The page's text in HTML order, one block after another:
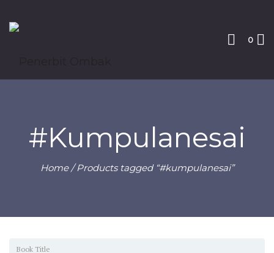
0
#kumpulanesai
Home/ Products tagged “#kumpulanesai”